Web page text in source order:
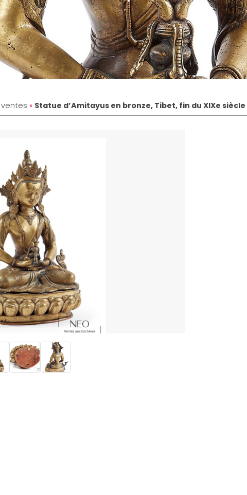
» Statue d’Amitayus en bronze, Tibet, fin du XIXe